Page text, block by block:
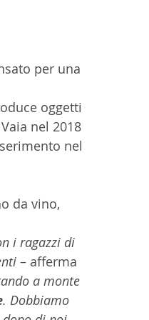
per una
oggetti
nel 2018
nel
da vino,
i ragazzi di
– afferma
a monte
. Dobbiamo